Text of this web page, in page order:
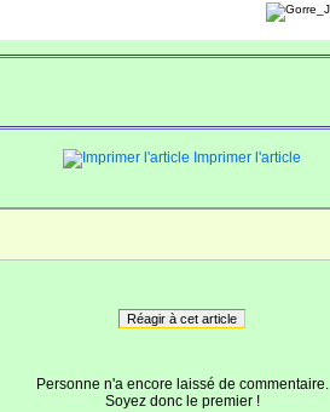
Imprimer l'article
Réagir à cet article
Personne n'a encore laissé de commentaire.
Soyez donc le premier !